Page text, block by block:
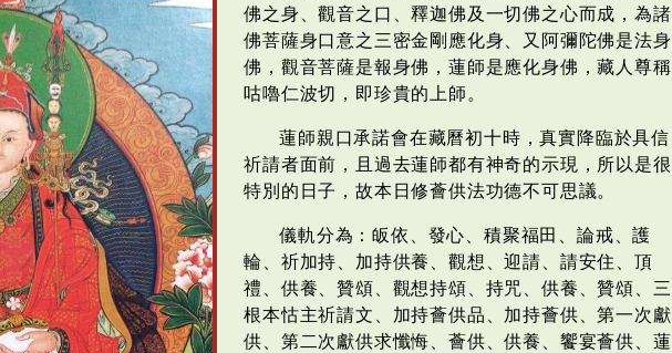
佛之身、觀音之口、釋迦佛及一切佛之心而成，為諸
佛菩薩身口意之三密金剛應化身、又阿彌陀佛是法身
佛，觀音菩薩是報身佛，蓮師是應化身佛，藏人尊稱
咕嚕仁波切，即珍貴的上師。
蓮師親口承諾會在藏曆初十時，真實降臨於具信
祈請者面前，且過去蓮師都有神奇的示現，所以是很
特別的日子，故本日修薈供法功德不可思議。
儀軌分為：皈依、發心、積聚福田、論戒、護
輪、祈加持、加持供養、觀想、迎請、請安住、頂
禮、供養、贊頌、觀想持頌、持咒、供養、贊頌、三
根本怙主祈請文、加持薈供品、加持薈供、第一次獻
供、第二次獻供求懺悔、薈供、供養、饗宴薈供、蓮